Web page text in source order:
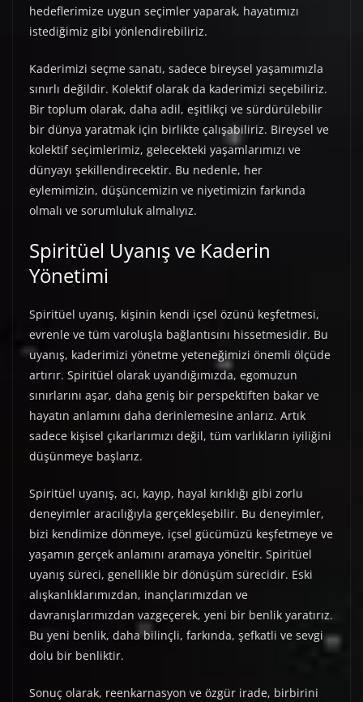
hedeflerimize uygun seçimler yaparak, hayatımızı
istediğimiz gibi yönlendirebiliriz.
Kaderimizi seçme sanatı, sadece bireysel yaşamımızla
sınırlı değildir. Kolektif olarak da kaderimizi seçebiliriz.
Bir toplum olarak, daha adil, eşitlikçi ve sürdürülebilir
bir dünya yaratmak için birlikte çalışabiliriz. Bireysel ve
kolektif seçimlerimiz, gelecekteki yaşamlarımızı ve
dünyayı şekillendirecektir. Bu nedenle, her
eylemimizin, düşüncemizin ve niyetimizin farkında
olmalı ve sorumluluk almalıyız.
Spiritüel Uyanış ve Kaderin
Yönetimi
Spiritüel uyanış, kişinin kendi içsel özünü keşfetmesi,
evrenle ve tüm varoluşla bağlantısını hissetmesidir. Bu
uyanış, kaderimizi yönetme yeteneğimizi önemli ölçüde
artırır. Spiritüel olarak uyandığımızda, egomuzun
sınırlarını aşar, daha geniş bir perspektiften bakar ve
hayatın anlamını daha derinlemesine anlarız. Artık
sadece kişisel çıkarlarımızı değil, tüm varlıkların iyiliğini
düşünmeye başlarız.
Spiritüel uyanış, acı, kayıp, hayal kırıklığı gibi zorlu
deneyimler aracılığıyla gerçekleşebilir. Bu deneyimler,
bizi kendimize dönmeye, içsel gücümüzü keşfetmeye ve
yaşamın gerçek anlamını aramaya yöneltir. Spiritüel
uyanış süreci, genellikle bir dönüşüm sürecidir. Eski
alışkanlıklarımızdan, inançlarımızdan ve
davranışlarımızdan vazgeçerek, yeni bir benlik yaratırız.
Bu yeni benlik, daha bilinçli, farkında, şefkatli ve sevgi
dolu bir benliktir.
Sonuç olarak, reenkarnasyon ve özgür irade, birbirini